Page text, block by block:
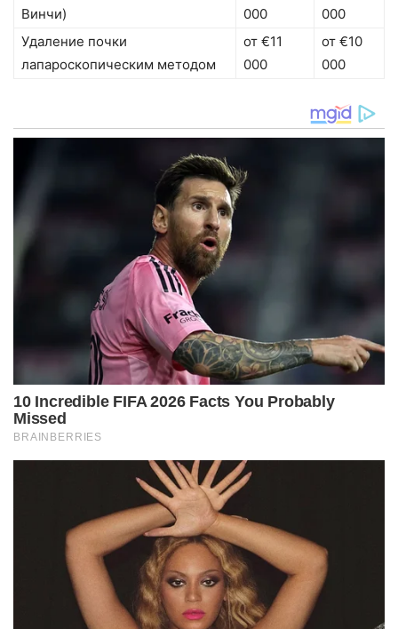
Винчи)
000
000
Удаление почки
лапароскопическим методом
от €11
000
от €10
000